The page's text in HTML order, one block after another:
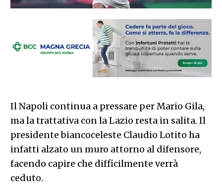
Il Napoli continua a pressare per Mario Gila,
ma la trattativa con la Lazio resta in salita. Il
presidente biancoceleste Claudio Lotito ha
infatti alzato un muro attorno al difensore,
facendo capire che difficilmente verrà
ceduto.